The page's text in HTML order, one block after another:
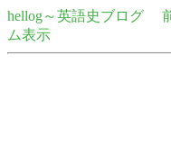
hellog～英語史ブログ
ム表示